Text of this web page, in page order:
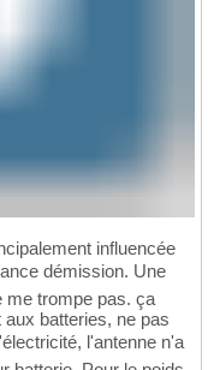
influencée
démission. Une
me trompe pas. ça
batteries, ne pas
l'antenne n'a